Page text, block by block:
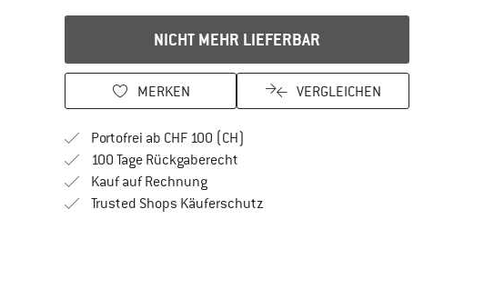
NICHT MEHR LIEFERBAR
MERKEN VERGLEICHEN
Portofrei ab CHF 100 (CH)
100 Tage RückgaberechtGehe hier zu den Rückgabe-Richtlinien
Kauf auf RechnungFinde die Zahlungs-Infos hier! Öffnet sich in
Trusted Shops KäuferschutzFinde alle Infos hier!